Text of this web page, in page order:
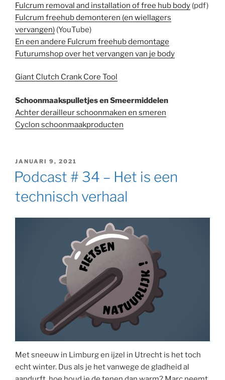
Fulcrum removal and installation of free hub body (pdf)
Fulcrum freehub demonteren (en wiellagers
vervangen) (YouTube)
En een andere Fulcrum freehub demontage
Futurumshop over het vervangen van je body
Giant Clutch Crank Core Tool
Schoonmaakspulletjes en Smeermiddelen
Achter derailleur schoonmaken en smeren
Cyclon schoonmaakproducten
GEPLAATST
OP
JANUARI 9, 2021
Podcast # 34 – Het is een
technisch verhaal
Met sneeuw in Limburg en ijzel in Utrecht is het toch
echt winter. Dus als je het vanwege de gladheid al